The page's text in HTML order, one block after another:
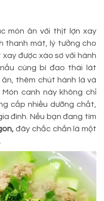
món ăn với thịt lợn xay
thanh mát, lý tưởng cho
được xào sơ với hành
cùng bí đao thái lát
ăn, thêm chút hành lá và
canh này không chỉ
cấp nhiều dưỡng chất,
đình. Nếu bạn đang tìm
đây chắc chắn là một